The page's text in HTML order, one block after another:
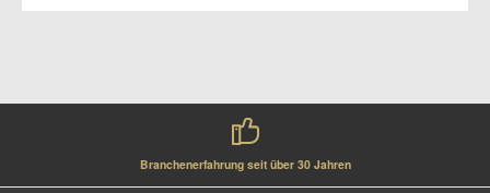
Branchenerfahrung seit über 30 Jahren